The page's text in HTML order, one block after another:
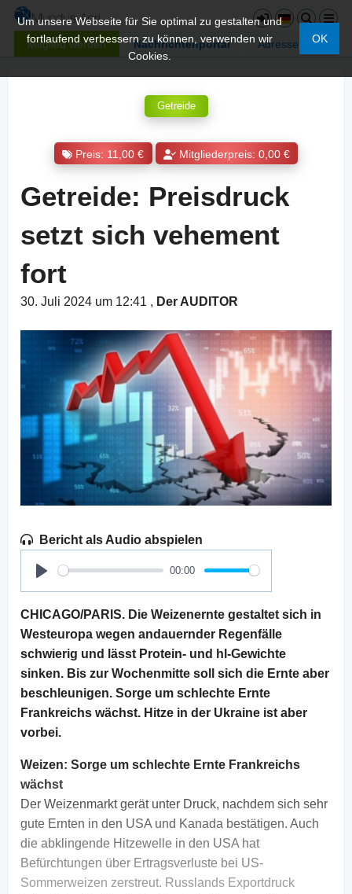
Mitglied werden Nachrichtenportal Adressen
Um unsere Webseite für Sie optimal zu gestalten und
fortlaufend verbessern zu können, verwenden wir
Cookies.
OK
Getreide
Preis: 11,00 € Mitgliederpreis: 0,00 €
Getreide: Preisdruck
setzt sich vehement
fort
30. Juli 2024 um 12:41 , Der AUDITOR
Bericht als Audio abspielen
Play
00:00
CHICAGO/PARIS. Die Weizenernte gestaltet sich in
Westeuropa wegen andauernder Regenfälle
schwierig und lässt Protein- und hl-Gewichte
sinken. Bis zur Wochenmitte soll sich die Ernte aber
beschleunigen. Sorge um schlechte Ernte
Frankreichs wächst. Hitze in der Ukraine ist aber
vorbei.
Weizen: Sorge um schlechte Ernte Frankreichs
wächst
Der Weizenmarkt gerät unter Druck, nachdem sich sehr
gute Ernten in den USA und Kanada bestätigen. Auch
die abklingende Hitzewelle in den USA hat
Befürchtungen über Ertragsverluste bei US-
Sommerweizen zerstreut. Russlands Exportdruck